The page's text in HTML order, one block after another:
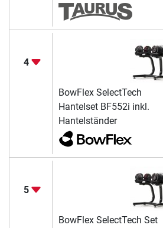
4
BowFlex SelectTech
Hantelset BF552i inkl.
Hantelständer
5
BowFlex SelectTech Set